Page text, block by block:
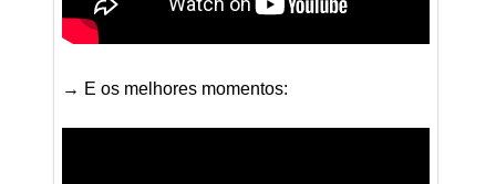
→ E os melhores momentos: